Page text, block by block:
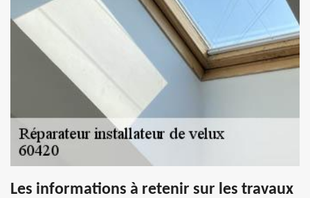
Les informations à retenir sur les travaux